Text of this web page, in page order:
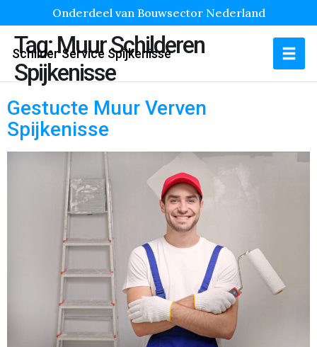
Onderdeel van Bouwsector Nederland
Schilder Service Spijkenisse
Tag:Muur Schilderen
Spijkenisse
Gestucte Muur Verven
Spijkenisse